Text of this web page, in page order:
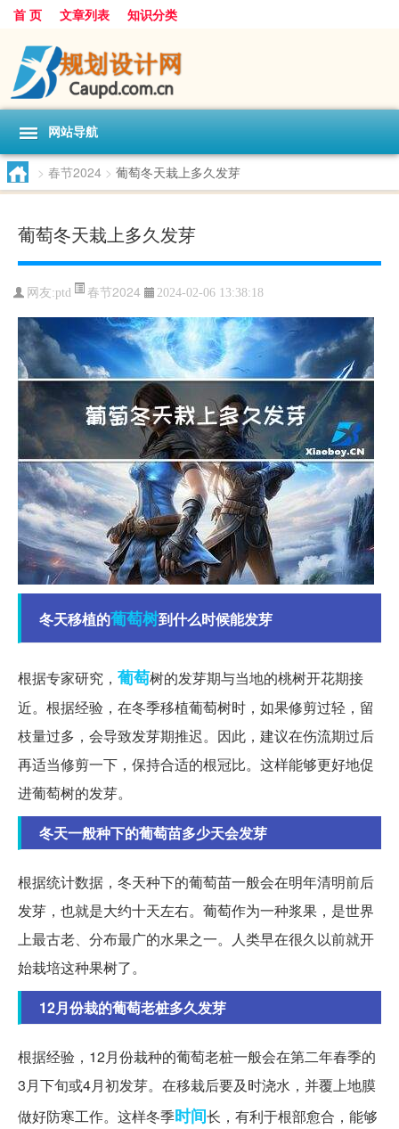
首 页 文章列表 知识分类
网站导航
> 春节2024 > 葡萄冬天栽上多久发芽
葡萄冬天栽上多久发芽
网友:ptd 春节2024 2024-02-06 13:38:18
冬天移植的葡萄树到什么时候能发芽
根据专家研究， 葡萄树的发芽期与当地的桃树开花期接
近。根据经验，在冬季移植葡萄树时，如果修剪过轻，留
枝量过多，会导致发芽期推迟。因此，建议在伤流期过后
再适当修剪一下，保持合适的根冠比。这样能够更好地促
进葡萄树的发芽。
冬天一般种下的葡萄苗多少天会发芽
根据统计数据，冬天种下的葡萄苗一般会在明年清明前后
发芽，也就是大约十天左右。葡萄作为一种浆果，是世界
上最古老、分布最广的水果之一。人类早在很久以前就开
始栽培这种果树了。
12月份栽的葡萄老桩多久发芽
根据经验，12月份栽种的葡萄老桩一般会在第二年春季的
3月下旬或4月初发芽。在移栽后要及时浇水，并覆上地膜
做好防寒工作。这样冬季时间长，有利于根部愈合，能够